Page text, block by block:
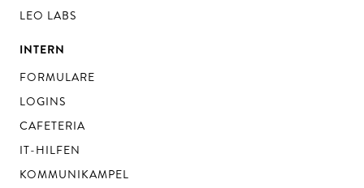
LEO LABS
INTERN
FORMULARE
LOGINS
CAFETERIA
IT-HILFEN
KOMMUNIKAMPEL